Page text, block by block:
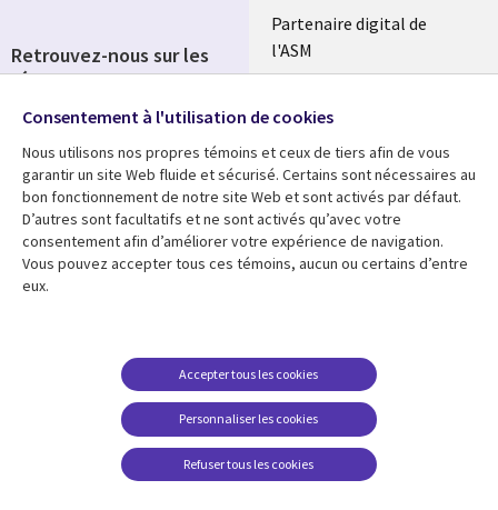
Partenaire digital de
l'ASM
Fusions
Ressources
Library
Links
Articles
Blog
Support
Legal
Accessibilité
conditions juridiques
FAQ Carrières
Centre de gestion des
témoins
Retrouvez-nous sur les
réseaux
Social
Media
FRANCE
Consentement à l'utilisation de cookies
Nous utilisons nos propres témoins et ceux de tiers afin de vous
garantir un site Web fluide et sécurisé. Certains sont nécessaires au
bon fonctionnement de notre site Web et sont activés par défaut.
D’autres sont facultatifs et ne sont activés qu’avec votre
consentement afin d’améliorer votre expérience de navigation.
Vous pouvez accepter tous ces témoins, aucun ou certains d’entre
eux.
Personnaliser les cookies
Accepter tous les cookies
Refuser tous les cookies